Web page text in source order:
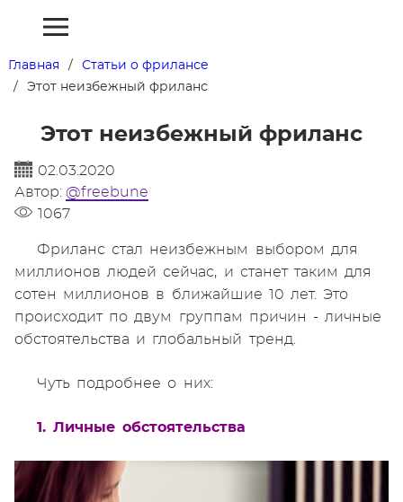
Главная
Статьи о фрилансе
Этот неизбежный фриланс
Этот неизбежный фриланс
02.03.2020
Автор: @freebune
1067
Фриланс стал неизбежным выбором для
миллионов людей сейчас, и станет таким для
сотен миллионов в ближайшие 10 лет. Это
происходит по двум группам причин - личные
обстоятельства и глобальный тренд.
Чуть подробнее о них:
1. Личные обстоятельства